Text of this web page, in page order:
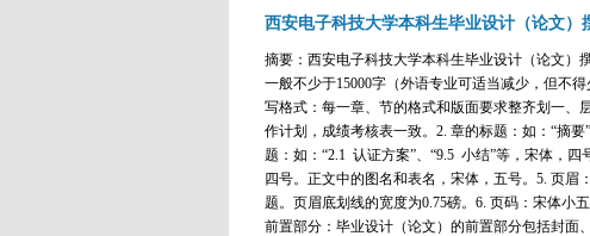
西安电子科技大学本科生毕业设计（论文）
摘要：西安电子科技大学本科生毕业设计（论文
一般不少于15000字（外语专业可适当减少，但不
写格式：每一章、节的格式和版面要求整齐划一、
作计划，成绩考核表一致。2. 章的标题：如：“摘
题：如：“2.1 认证方案”、“9.5 小结”等，宋体，四
四号。正文中的图名和表名，宋体，五号。5. 页
题。页眉底划线的宽度为0.75磅。6. 页码：宋体小
前置部分：毕业设计（论文）的前置部分包括封